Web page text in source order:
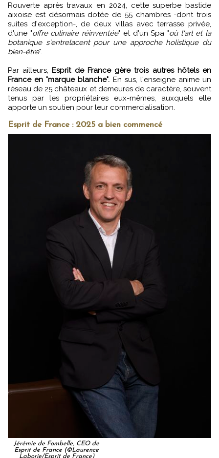
Rouverte après travaux en 2024, cette superbe bastide
aixoise est désormais dotée de 55 chambres -dont trois
suites d'exception-, de deux villas avec terrasse privée,
d'une "offre culinaire réinventée" et d'un Spa "où l'art et la
botanique s'entrelacent pour une approche holistique du
bien-être".
Par ailleurs, Esprit de France gère trois autres hôtels en
France en "marque blanche". En sus, l'enseigne anime un
réseau de 25 châteaux et demeures de caractère, souvent
tenus par les propriétaires eux-mêmes, auxquels elle
apporte un soutien pour leur commercialisation.
Esprit de France : 2025 a bien commencé
Jérémie de Fombelle, CEO de
Esprit de France (©Laurence
Laborie/Esprit de France)